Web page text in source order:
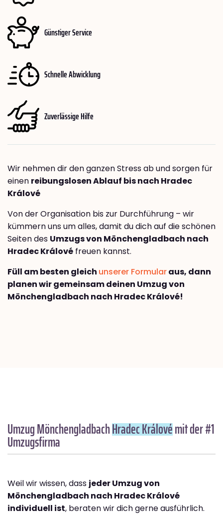
Günstiger Service
Schnelle Abwicklung
Zuverlässige Hilfe
Wir nehmen dir den ganzen Stress ab und sorgen für
einen reibungslosen Ablauf bis nach Hradec
Králové
Von der Organisation bis zur Durchführung – wir
kümmern uns um alles, damit du dich auf die schönen
Seiten des Umzugs von Mönchengladbach nach
Hradec Králové freuen kannst.
Füll am besten gleich unserer Formularaus, dann
planen wir gemeinsam deinen Umzug von
Mönchengladbach nach Hradec Králové!
Umzug MönchengladbachHradec Královémit der #1
Umzugsfirma
Weil wir wissen, dass jeder Umzug von
Mönchengladbach nach Hradec Králové
individuell ist, beraten wir dich gerne ausführlich.